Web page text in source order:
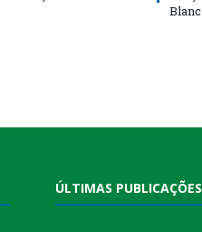
Blanc
ÚLTIMAS PUBLICAÇÕES